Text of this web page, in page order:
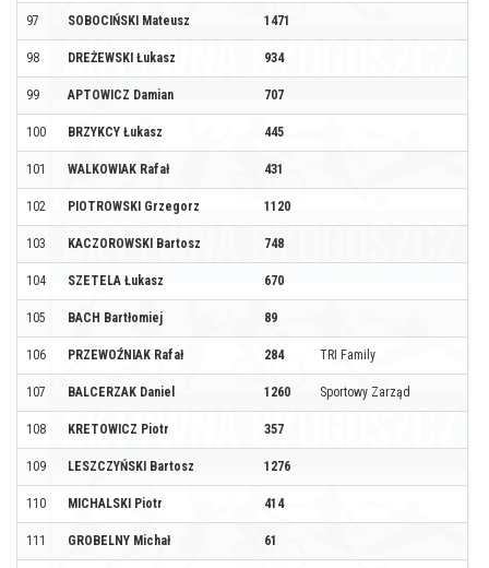
97 SOBOCIŃSKI Mateusz 1471
98 DREŻEWSKI Łukasz 934
99 APTOWICZ Damian 707
100 BRZYKCY Łukasz 445
101 WALKOWIAK Rafał 431
102 PIOTROWSKI Grzegorz 1120
103 KACZOROWSKI Bartosz 748
104 SZETELA Łukasz 670
105 BACH Bartłomiej 89
106 PRZEWOŹNIAK Rafał 284 TRI Family
107 BALCERZAK Daniel 1260 Sportowy Zarząd
108 KRETOWICZ Piotr 357
109 LESZCZYŃSKI Bartosz 1276
110 MICHALSKI Piotr 414
111 GROBELNY Michał 61